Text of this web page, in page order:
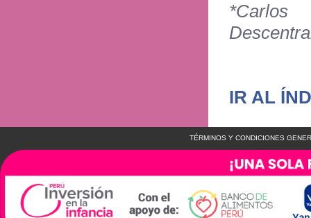
IR AL
TÉRMINOS Y CONDICIONES